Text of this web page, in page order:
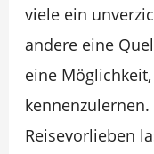
viele ein
andere eine
eine
Reisevorlieben